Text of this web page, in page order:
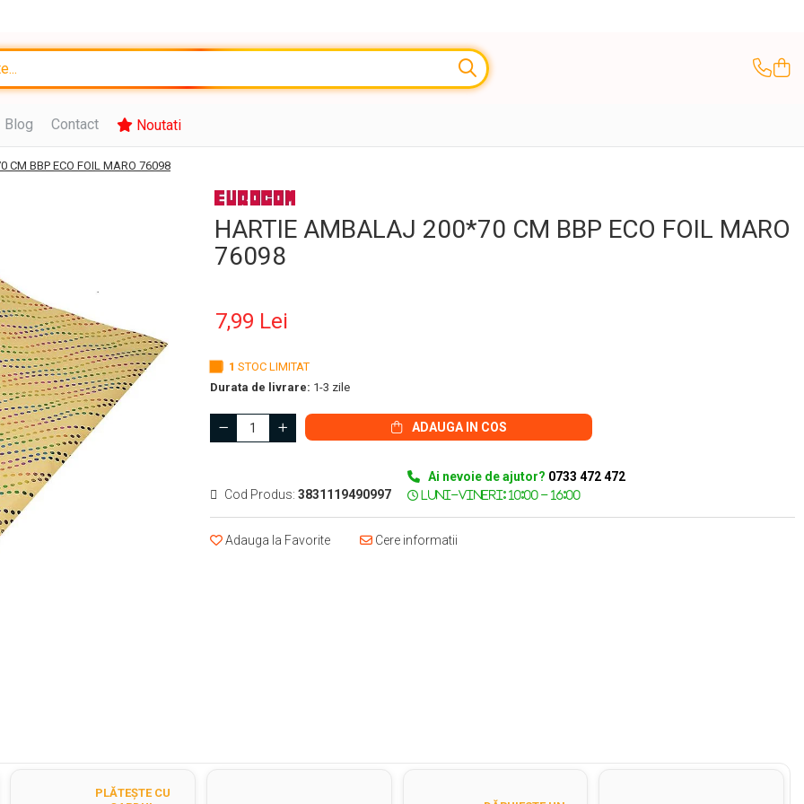
Blog Contact Noutati
CM BBP ECO FOIL MARO 76098
HARTIE AMBALAJ 200*70 CM BBP ECO FOIL MARO
76098
7,99 Lei
1 STOC LIMITAT
Durata de livrare: 1-3 zile
ADAUGA IN COS
Cod Produs: 3831119490997
Ai nevoie de ajutor? 0733 472 472
Adauga la Favorite Cere informatii
PLĂTEȘTE CU